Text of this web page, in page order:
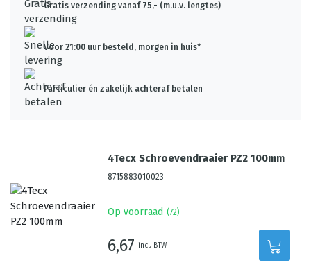
Gratis verzending vanaf 75,- (m.u.v. lengtes)
Voor 21:00 uur besteld, morgen in huis*
Particulier én zakelijk achteraf betalen
4Tecx Schroevendraaier PZ2 100mm
8715883010023
Op voorraad (72)
6,67 incl. BTW